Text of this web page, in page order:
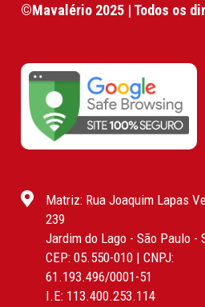
©Mavalério 2025 | Todos os
Matriz: Rua Joaquim Lapas
239
Jardim do Lago - São Paulo -
CEP: 05.550-010 | CNPJ:
61.193.496/0001-51
I.E: 113.400.253.114